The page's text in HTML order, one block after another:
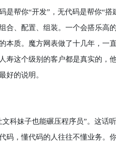
帮你“开发”，无代码是帮你“搭
合、配置、组装。一个会搭乐高
质。魔方网表做了十几年，一
寿这个级别的客户都是真实的，
好的说明。
妹子也能碾压程序员”。这话
码，懂代码的人往往不懂业务。